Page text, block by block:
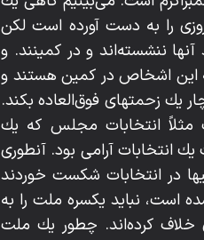
را به دست آورده است لكن
ننشسته‌اند و در كمينند. و
اين اشخاص در كمين هستند و
يك زحمتهاى فوق‌العاده بكند.
مثلاً انتخابات مجلس كه يك
انتخابات آرامى بود. آنطورى
در انتخابات شكست خوردند
است، نبايد يكسره ملت را به
خلاف كرده‌اند. چطور يك ملت